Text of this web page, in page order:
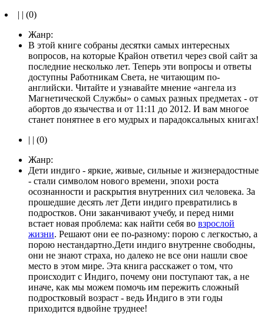
| | (0)
Жанр:
В этой книге собраны десятки самых интересных
вопросов, на которые Крайон ответил через свой сайт за
последние несколько лет. Теперь эти вопросы и ответы
доступны Работникам Света, не читающим по-
английски. Читайте и узнавайте мнение «ангела из
Магнетической Службы» о самых разных предметах - от
абортов до язычества и от 11:11 до 2012. И вам многое
станет понятнее в его мудрых и парадоксальных книгах!
| | (0)
Жанр:
Дети индиго - яркие, живые, сильные и жизнерадостные
- стали символом нового времени, эпохи роста
осознанности и раскрытия внутренних сил человека. За
прошедшие десять лет Дети индиго превратились в
подростков. Они заканчивают учебу, и перед ними
встает новая проблема: как найти себя во взрослой
жизни. Решают они ее по-разному: порою с легкостью, а
порою нестандартно.Дети индиго внутренне свободны,
они не знают страха, но далеко не все они нашли свое
место в этом мире. Эта книга расскажет о том, что
происходит с Индиго, почему они поступают так, а не
иначе, как мы можем помочь им пережить сложный
подростковый возраст - ведь Индиго в эти годы
приходится вдвойне труднее!